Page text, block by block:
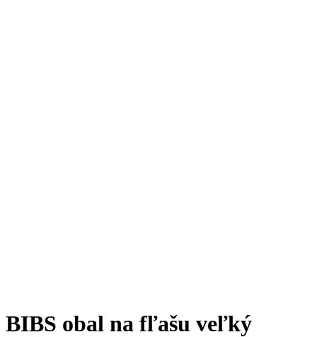
BIBS obal na fľašu veľký